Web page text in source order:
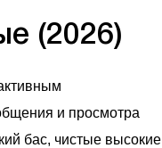
(2026)
и просмотра
бас, чистые высокие